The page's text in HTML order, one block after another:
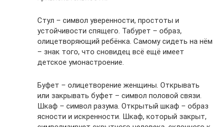
Стул – символ уверенности, простоты и
устойчивости спящего. Табурет – образ,
олицетворяющий ребёнка. Самому сидеть на нём
– знак того, что сновидец всё ещё имеет
детское умонастроение.
Буфет – олицетворение женщины. Открывать
или закрывать буфет – символ половой связи.
Шкаф – символ разума. Открытый шкаф – образ
ясности и искренности. Шкаф, который закрыт,